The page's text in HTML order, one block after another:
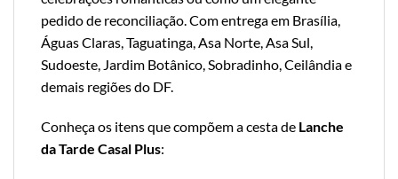
pedido de reconciliação. Com entrega em Brasília,
Águas Claras, Taguatinga, Asa Norte, Asa Sul,
Sudoeste, Jardim Botânico, Sobradinho, Ceilândia e
demais regiões do DF.
Conheça os itens que compõem a cesta de Lanche
da Tarde Casal Plus: